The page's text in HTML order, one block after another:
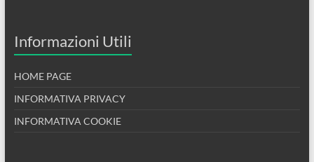
Informazioni Utili
HOME PAGE
INFORMATIVA PRIVACY
INFORMATIVA COOKIE